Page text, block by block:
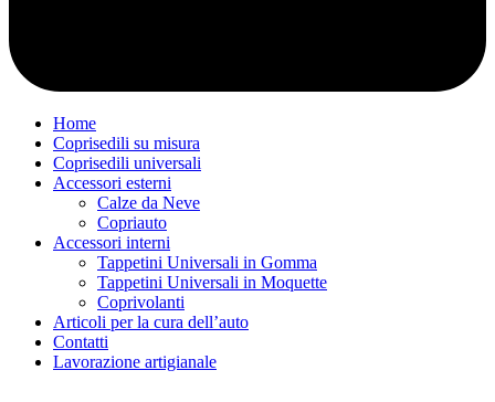
Home
Coprisedili su misura
Coprisedili universali
Accessori esterni
Calze da Neve
Copriauto
Accessori interni
Tappetini Universali in Gomma
Tappetini Universali in Moquette
Coprivolanti
Articoli per la cura dell’auto
Contatti
Lavorazione artigianale